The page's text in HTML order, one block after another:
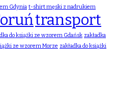
Gdynia t-shirt męski z nadrukiem
transport
do książki ze wzorem Gdańsk zakładka
ze wzorem Morze zakładka do książki